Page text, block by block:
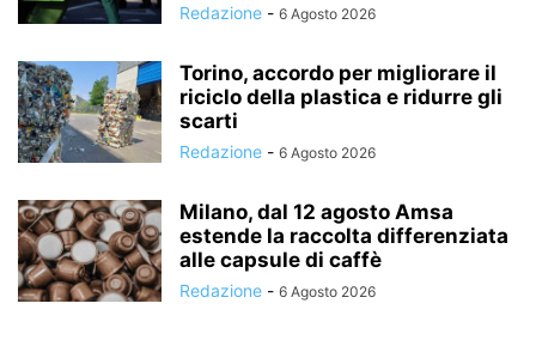
Redazione - 6 Agosto 2026
Torino, accordo per migliorare il
riciclo della plastica e ridurre gli
scarti
Redazione - 6 Agosto 2026
Milano, dal 12 agosto Amsa
estende la raccolta differenziata
alle capsule di caffè
Redazione - 6 Agosto 2026